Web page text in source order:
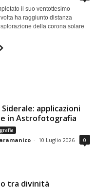
il suo ventottesimo
ha raggiunto distanza
della corona solare
applicazioni
in Astrofotografia
- 10 Luglio 2026 0
tra divinità